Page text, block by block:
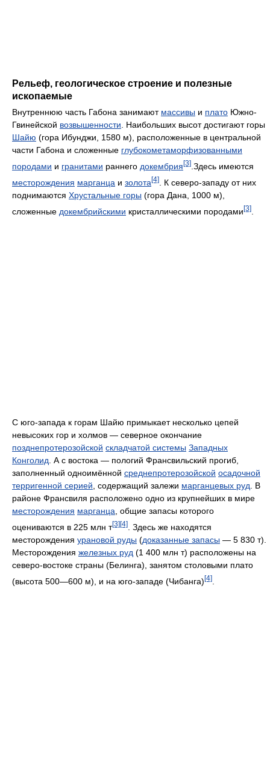
Рельеф, геологическое строение и полезные
ископаемые
Внутреннюю часть Габона занимают массивы и плато Южно-
Гвинейской возвышенности. Наибольших высот достигают горы
Шайю (гора Ибунджи, 1580 м), расположенные в центральной
части Габона и сложенные глубокометаморфизованными
породами и гранитами раннего докембрия [3] .Здесь имеются
месторождения марганца и золота[4]
. К северо-западу от них
поднимаются Хрустальные горы (гора Дана, 1000 м),
сложенные докембрийскими кристаллическими породами[3]
С юго-запада к горам Шайю примыкает несколько цепей
невысоких гор и холмов — северное окончание
позднепротерозойской складчатой системы Западных
Конголид. А с востока — пологий Франсвильский прогиб,
заполненный одноимённой среднепротерозойской осадочной
терригенной серией, содержащий залежи марганцевых руд. В
районе Франсвиля расположено одно из крупнейших в мире
месторождения марганца, общие запасы которого
оцениваются в 225 млн т[3] [4]
. Здесь же находятся
месторождения урановой руды (доказанные запасы — 5 830 т).
Месторождения железных руд (1 400 млн т) расположены на
северо-востоке страны (Белинга), занятом столовыми плато
(высота 500—600 м), и на юго-западе (Чибанга)[4]